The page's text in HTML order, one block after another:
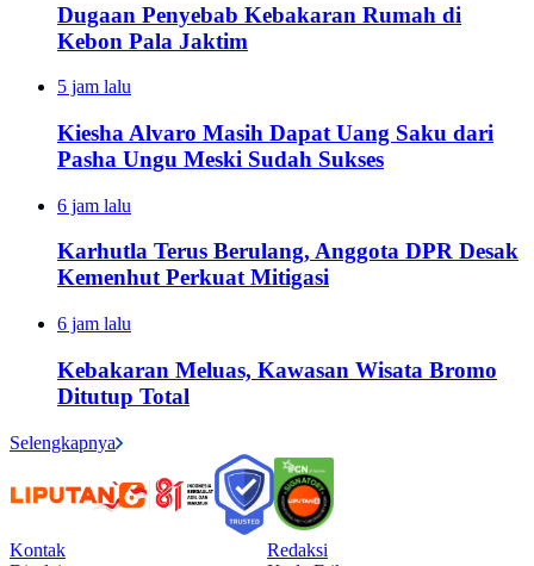
Dugaan Penyebab Kebakaran Rumah di
Kebon Pala Jaktim
5 jam lalu
Kiesha Alvaro Masih Dapat Uang Saku dari
Pasha Ungu Meski Sudah Sukses
6 jam lalu
Karhutla Terus Berulang, Anggota DPR Desak
Kemenhut Perkuat Mitigasi
6 jam lalu
Kebakaran Meluas, Kawasan Wisata Bromo
Ditutup Total
Selengkapnya
Kontak
Redaksi